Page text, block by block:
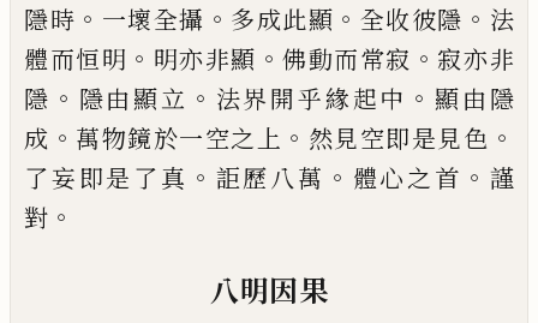
隱時 。 一壞全攝 。 多成此顯 。 全收彼隱 。 法
體而恒明 。 明亦非顯 。佛動而常寂 。 寂亦非
隱 。 隱由顯立 。 法界開乎緣起中 。 顯由隱
成 。 萬物鏡於一空之上 。 然 見空即是見色 。
了妄即是了真 。 詎歷八萬 。 體心之首 。 謹
對 。
八明因果